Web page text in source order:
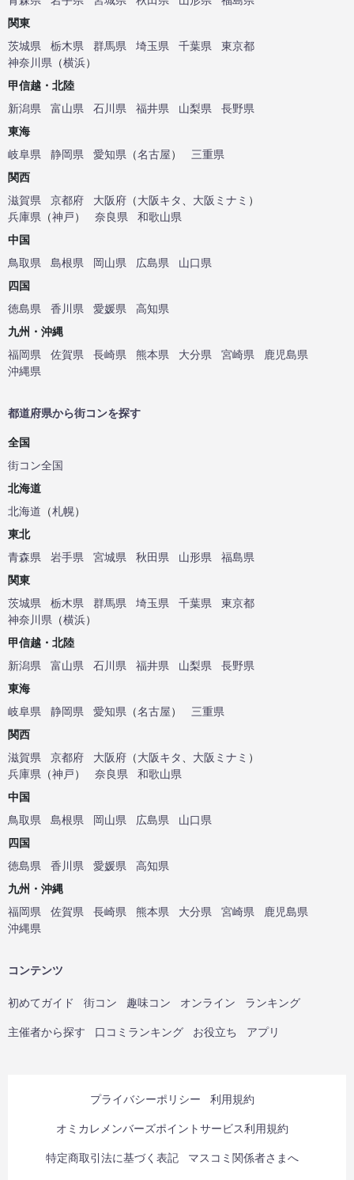
関東
茨城県
栃木県 群馬県 埼玉県 千葉県
東京都
神奈川県 （横浜）
甲信越・北陸
新潟県
富山県 石川県 福井県 山梨県
長野県
東海
岐阜県
静岡県 愛知県 （名古屋）
三重県
関西
滋賀県
京都府 大阪府 （大阪キタ、 大阪ミナミ ）
兵庫県 （神戸） 奈良県
和歌山県
中国
鳥取県
島根県 岡山県 広島県
山口県
四国
徳島県
香川県 愛媛県
高知県
九州・沖縄
福岡県
佐賀県 長崎県 熊本県 大分県 宮崎県
鹿児島県
沖縄県
都道府県から街コンを探す
全国
街コン全国
北海道
北海道 （札幌）
東北
青森県
岩手県 宮城県 秋田県 山形県
福島県
関東
茨城県
栃木県 群馬県 埼玉県 千葉県
東京都
神奈川県 （横浜）
甲信越・北陸
新潟県
富山県 石川県 福井県 山梨県
長野県
東海
岐阜県
静岡県 愛知県 （名古屋）
三重県
関西
滋賀県
京都府 大阪府 （大阪キタ、 大阪ミナミ ）
兵庫県 （神戸） 奈良県
和歌山県
中国
鳥取県
島根県 岡山県 広島県
山口県
四国
徳島県
香川県 愛媛県
高知県
九州・沖縄
福岡県
佐賀県 長崎県 熊本県 大分県 宮崎県
鹿児島県
沖縄県
コンテンツ
初めてガイド 街コン 趣味コン オンライン ランキング
主催者から探す 口コミランキング お役立ち アプリ
プライバシーポリシー 利用規約
オミカレメンバーズポイントサービス利用規約
特定商取引法に基づく表記 マスコミ関係者さまへ